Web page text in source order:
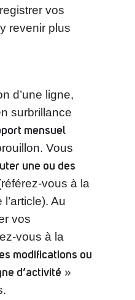
vos
revenir plus
d’une ligne,
surbrillance
mensuel
Vous
une ou des
vous à la
Au
vos
à la
modifications ou
d’activité »